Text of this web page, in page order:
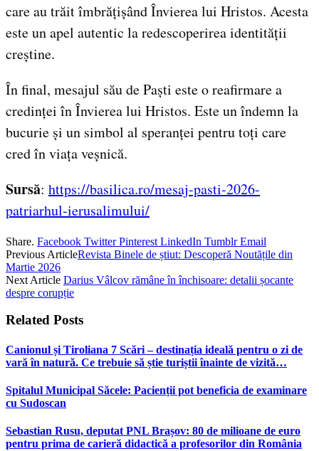
care au trăit îmbrățișând Învierea lui Hristos. Acesta
este un apel autentic la redescoperirea identității
creștine.
În final, mesajul său de Paști este o reafirmare a
credinței în Învierea lui Hristos. Este un îndemn la
bucurie și un simbol al speranței pentru toți care
cred în viața veșnică.
Sursă: https://basilica.ro/mesaj-pasti-2026-
patriarhul-ierusalimului/
Share. Facebook Twitter Pinterest LinkedIn Tumblr Email
Previous ArticleRevista Binele de știut: Descoperă Noutățile din
Martie 2026
Next Article Darius Vâlcov rămâne în închisoare: detalii șocante
despre corupție
Related Posts
Canionul și Tiroliana 7 Scări – destinația ideală pentru o zi de
vară în natură. Ce trebuie să știe turiștii înainte de vizită…
Spitalul Municipal Săcele: Pacienții pot beneficia de examinare
cu Sudoscan
Sebastian Rusu, deputat PNL Brașov: 80 de milioane de euro
pentru prima de carieră didactică a profesorilor din România